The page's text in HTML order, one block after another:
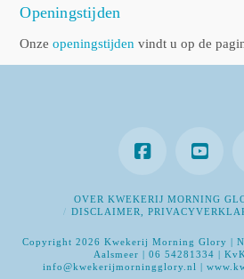
Openingstijden
Onzeopeningstijden vindt u op de
OVER KWEKERIJ MORNING
DISCLAIMER,
Copyright 2026 Kwekerij Morning Glory |
Aalsmeer | 06 54281334 |
info@kwekerijmorningglory.nl |